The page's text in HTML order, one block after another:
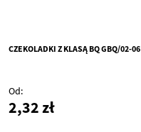
CZEKOLADKI Z KLASĄ BQ GBQ/02-06
Od
2,32 zł